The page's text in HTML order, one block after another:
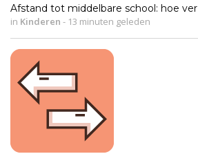
Afstand tot middelbare school: hoe
in Kinderen - 13 minuten geleden